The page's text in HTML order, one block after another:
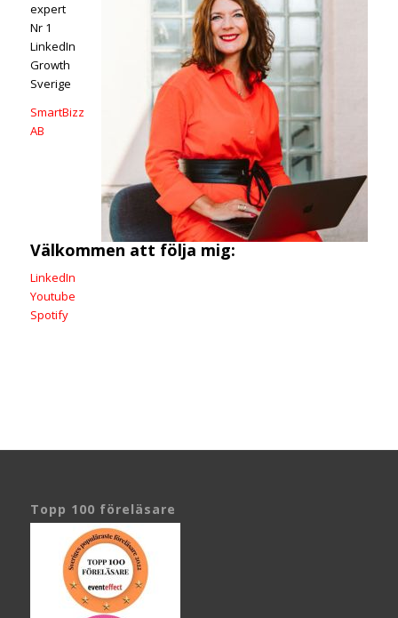
expert
Nr 1
LinkedIn
Growth
Sverige
SmartBizz
AB
Välkommen att följa mig:
LinkedIn
Youtube
Spotify
Topp 100 föreläsare